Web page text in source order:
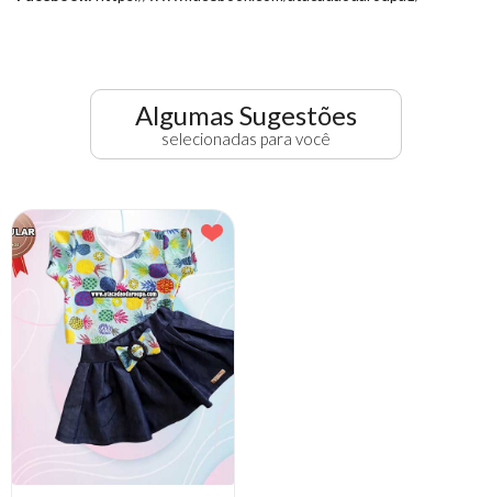
Algumas Sugestões
selecionadas para você